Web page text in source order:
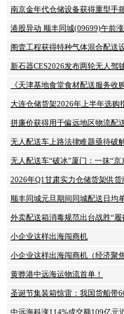
南京金年代仓储设备获得重型手
港股异动 顺丰同城(09699)午前
阁壹工程获得特种气体混合配送
新石器CES2026发布两轮无人驾
《天津基地食堂食材配送服务收
大连仓储货架2026年上半年选购
拼廉价获得用于偏远地区物流配
无人配送车上路法律难题亟待破
无人配送车“破冰”厦门：一抹“
2026年Q1甘肃实力仓储货架供
顺丰同城元旦期间同城配送日均
外卖配送箱消毒规范出台战胜“履
小企业这样出海闯商机
小企业这样出海闯商机（经济聚
黄骅港中远海运物流首单！
圣诞节集装箱惊雷：我国货船带
中远海科涨114%成交额109亿元